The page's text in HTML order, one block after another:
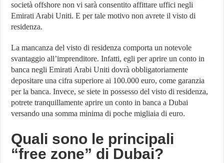
società offshore non vi sarà consentito affittare uffici negli
Emirati Arabi Uniti. E per tale motivo non avrete il visto di
residenza.
La mancanza del visto di residenza comporta un notevole
svantaggio all’imprenditore. Infatti, egli per aprire un conto in
banca negli Emirati Arabi Uniti dovrà obbligatoriamente
depositare una cifra superiore ai 100.000 euro, come garanzia
per la banca. Invece, se siete in possesso del visto di residenza,
potrete tranquillamente aprire un conto in banca a Dubai
versando una somma minima di poche migliaia di euro.
Quali sono le principali
“free zone” di Dubai?